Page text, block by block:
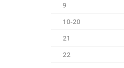
9
10-20
21
22